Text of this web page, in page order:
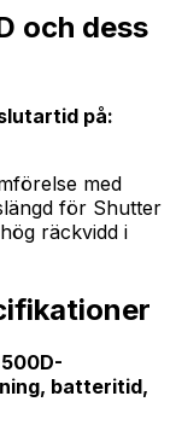
och dess
på:
med
för Shutter
räckvidd i
batteritid,